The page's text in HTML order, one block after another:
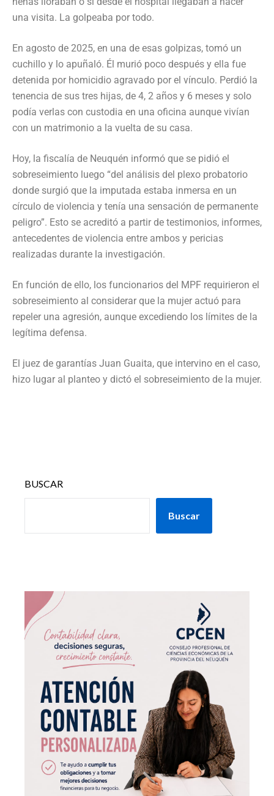
una visita. La golpeaba por todo.
En agosto de 2025, en una de esas golpizas, tomó un
cuchillo y lo apuñaló. Él murió poco después y ella fue
detenida por homicidio agravado por el vínculo. Perdió la
tenencia de sus tres hijas, de 4, 2 años y 6 meses y solo
podía verlas con custodia en una oficina aunque vivían
con un matrimonio a la vuelta de su casa.
Hoy, la fiscalía de Neuquén informó que se pidió el
sobreseimiento luego “del análisis del plexo probatorio
donde surgió que la imputada estaba inmersa en un
círculo de violencia y tenía una sensación de permanente
peligro”. Esto se acreditó a partir de testimonios, informes,
antecedentes de violencia entre ambos y pericias
realizadas durante la investigación.
En función de ello, los funcionarios del MPF requirieron el
sobreseimiento al considerar que la mujer actuó para
repeler una agresión, aunque excediendo los límites de la
legítima defensa.
El juez de garantías Juan Guaita, que intervino en el caso,
hizo lugar al planteo y dictó el sobreseimiento de la mujer.
BUSCAR
Buscar